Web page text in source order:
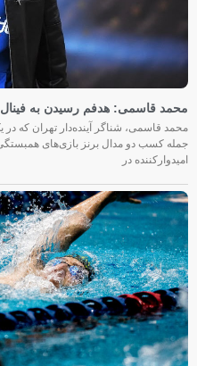
محمد قاسمی: هدفم رسیدن به فینال ۴۰۰ متر بازی‌های آسیایی ناگویاست
محمد قاسمی، شناگر آینده‌دار تهران که در
جمله کسب دو مدال برنز بازی‌های
امیدوارکننده در